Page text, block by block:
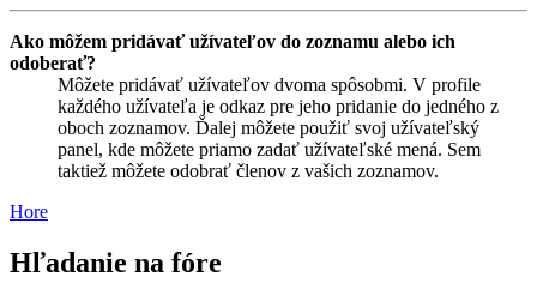
Ako môžem pridávať užívateľov do zoznamu alebo ich
odoberať?
Môžete pridávať užívateľov dvoma spôsobmi. V profile
každého užívateľa je odkaz pre jeho pridanie do jedného z
oboch zoznamov. Ďalej môžete použiť svoj užívateľský
panel, kde môžete priamo zadať užívateľské mená. Sem
taktiež môžete odobrať členov z vašich zoznamov.
Hore
Hľadanie na fóre